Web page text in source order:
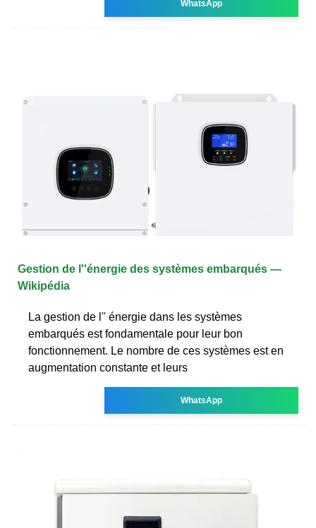
WhatsApp
Gestion de l''énergie des systèmes embarqués —
Wikipédia
La gestion de l'' énergie dans les systèmes
embarqués est fondamentale pour leur bon
fonctionnement. Le nombre de ces systèmes est en
augmentation constante et leurs
WhatsApp